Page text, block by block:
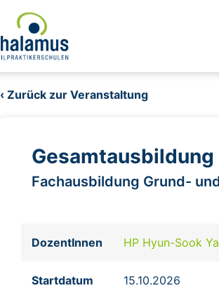
‹ Zurück zur Veranstaltung
Fachausbildung Grund-
DozentInnen HP Hyun-Sook
Startdatum 15.10.2026